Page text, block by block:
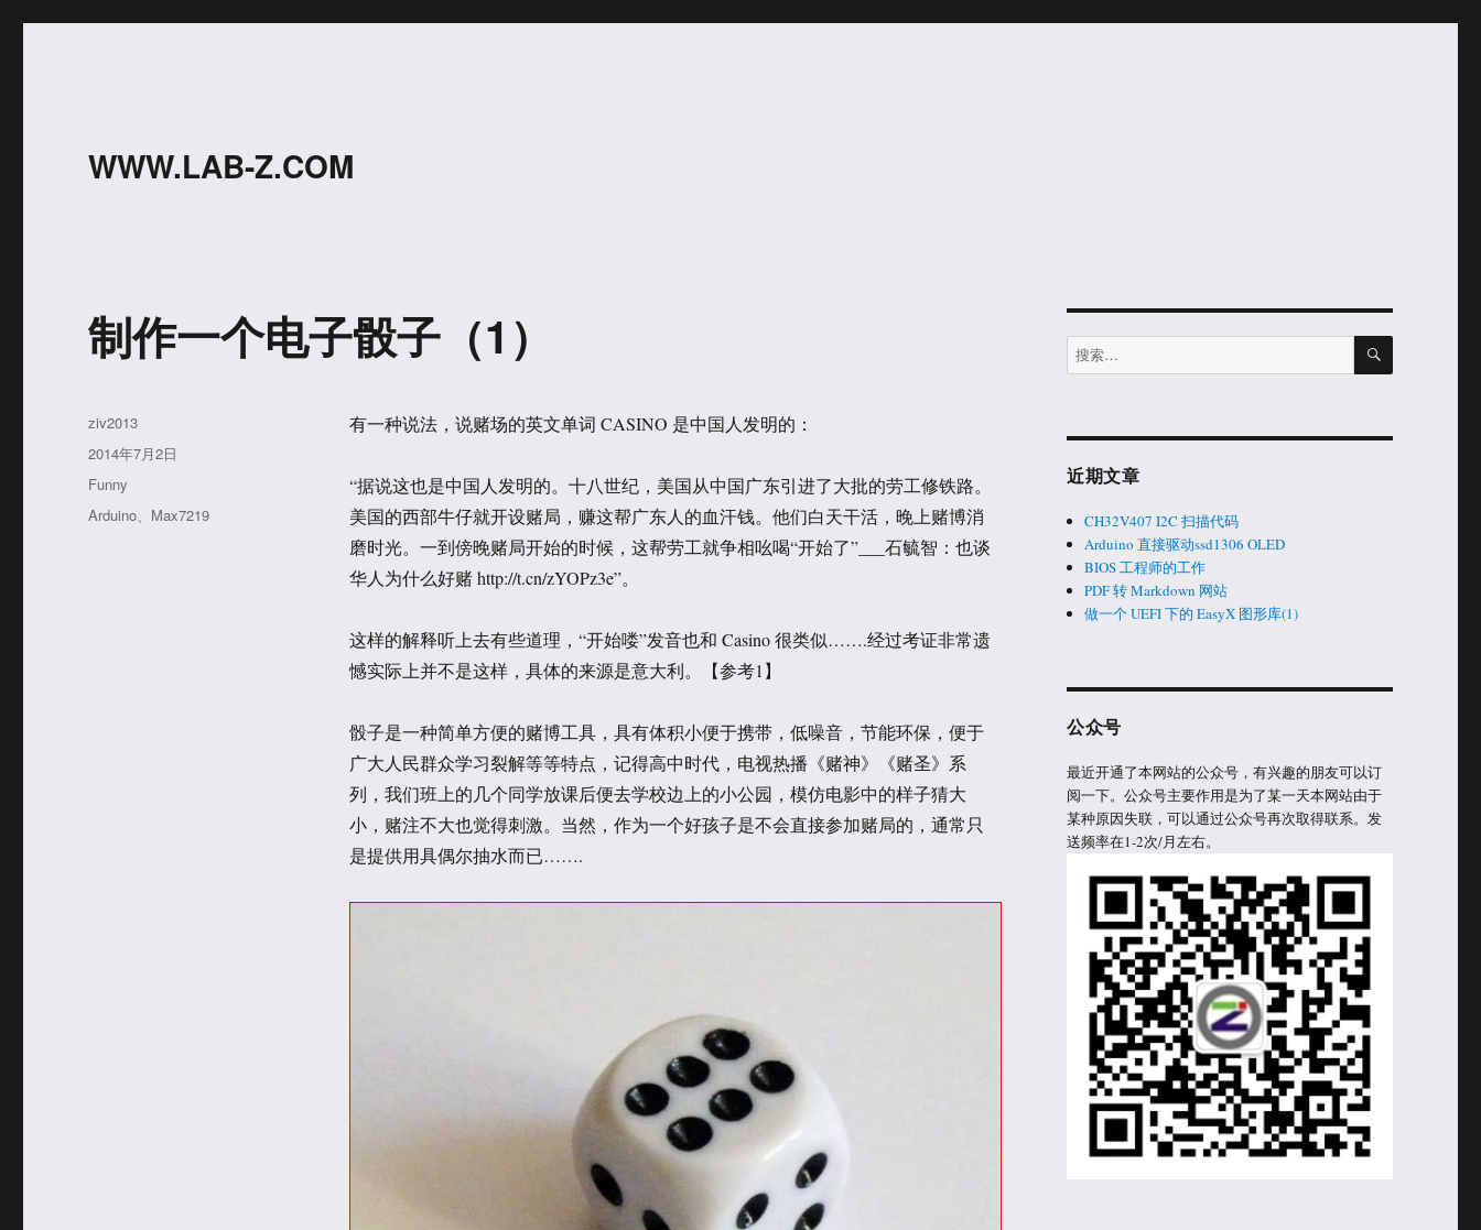
WWW.LAB-Z.COM
制作一个电子骰子（1）
有一种说法，说赌场的英文单词 CASINO 是中国人发明的：
“据说这也是中国人发明的。十八世纪，美国从中国广东引进了大批的劳工修铁路。
美国的西部牛仔就开设赌局，赚这帮广东人的血汗钱。他们白天干活，晚上赌博消
磨时光。一到傍晚赌局开始的时候，这帮劳工就争相吆喝“开始了”___石毓智：也谈
华人为什么好赌 http://t.cn/zYOPz3e”。
这样的解释听上去有些道理，“开始喽”发音也和 Casino 很类似…….经过考证非常遗
憾实际上并不是这样，具体的来源是意大利。【参考1】
骰子是一种简单方便的赌博工具，具有体积小便于携带，低噪音，节能环保，便于
广大人民群众学习裂解等等特点，记得高中时代，电视热播《赌神》《赌圣》系
列，我们班上的几个同学放课后便去学校边上的小公园，模仿电影中的样子猜大
小，赌注不大也觉得刺激。当然，作为一个好孩子是不会直接参加赌局的，通常只
是提供用具偶尔抽水而已…….
作
者
ziv2013
发
布
2014年7月2日
分
类
Funny
标
Arduino、 Max7219
搜
索：
搜
近期文章
CH32V407 I2C 扫描代码
Arduino 直接驱动ssd1306 OLED
BIOS 工程师的工作
PDF 转 Markdown 网站
做一个 UEFI 下的 EasyX 图形库(1)
公众号
最近开通了本网站的公众号，有兴趣的朋友可以订
阅一下。公众号主要作用是为了某一天本网站由于
某种原因失联，可以通过公众号再次取得联系。发
送频率在1-2次/月左右。